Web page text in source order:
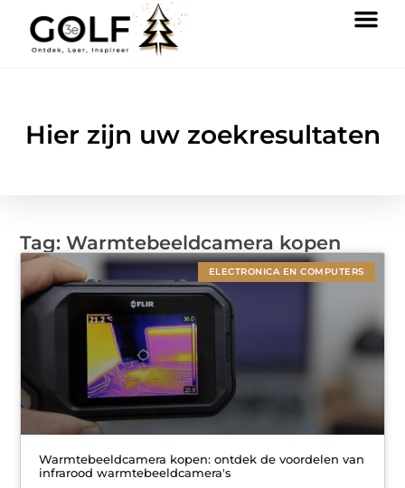
Hier zijn uw zoekresultaten
Tag: Warmtebeeldcamera kopen
ELECTRONICA EN COMPUTERS
Warmtebeeldcamera kopen: ontdek de voordelen van
infrarood warmtebeeldcamera's